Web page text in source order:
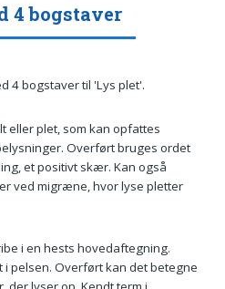
4 bogstaver
4 bogstaver til 'Lys plet'.
eller plet, som kan opfattes
Overført bruges ordet
et positivt skær. Kan også
ved migræne, hvor lyse pletter
i en hests hovedaftegning.
i pelsen. Overført kan det betegne